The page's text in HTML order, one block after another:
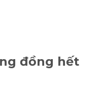
đồng hết